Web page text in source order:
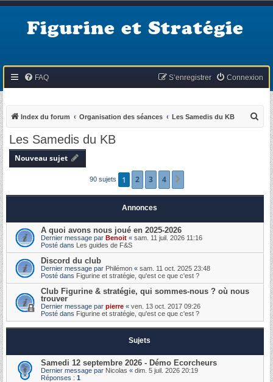
Figurine et Stratégie
FAQ Connexion
S’enregistrer
Index du forum Organisation des séances Les Samedis du KB
Les Samedis du KB
Nouveau sujet
90 sujets 1 2 3 4
Annonces
A quoi avons nous joué en 2025-2026
Dernier message par Benoit « sam. 11 juil. 2026 11:16
Posté dans Les guides de F&S
Discord du club
Dernier message par Philémon « sam. 11 oct. 2025 23:48
Posté dans Figurine et stratégie, qu'est ce que c'est ?
Club Figurine & stratégie, qui sommes-nous ? où nous
trouver
Dernier message par pierre « ven. 13 oct. 2017 09:26
Posté dans Figurine et stratégie, qu'est ce que c'est ?
Sujets
Samedi 12 septembre 2026 - Démo Ecorcheurs
Dernier message par Nicolas « dim. 5 juil. 2026 20:19
Réponses : 1